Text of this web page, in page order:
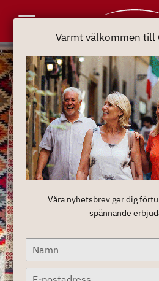
NavigationVarmt välkommen till
Våra nyhetsbrev ger dig
spännande
Type
your
name
Type